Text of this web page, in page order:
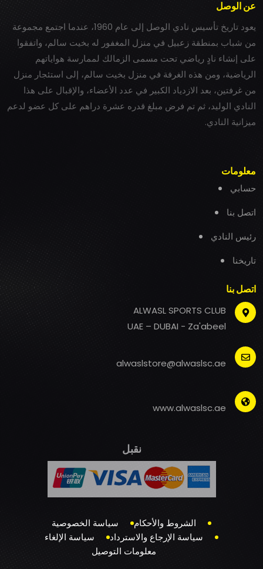
عن الوصل
يعود تاريخ تأسيس نادي الوصل إلى عام 1960، عندما اجتمع مجموعة
من شباب بمنطقة زعبيل في منزل المغفور له بخيت سالم، واتفقوا
على إنشاء نادٍ رياضي تحت مسمى الزمالك لممارسة هواياتهم
الرياضية، ومن هذه الغرفة في منزل بخيت سالم، إلى استئجار منزل
من غرفتين، بعد الازدياد الكبير في عدد الأعضاء، والإقبال على هذا
النادي الوليد، ثم تم فرض مبلغ قدره عشرة دراهم على كل عضو لدعم
ميزانية النادي.
معلومات
حسابي
اتصل بنا
رئيس النادي
تاريخنا
اتصل بنا
ALWASL SPORTS CLUB
UAE – DUBAI - Za'abeel
alwaslstore@alwaslsc.ae
www.alwaslsc.ae
نقبل
الشروط والأحكام
سياسة الخصوصية
سياسة الإرجاع والاسترداد
سياسة الإلغاء
معلومات التوصيل